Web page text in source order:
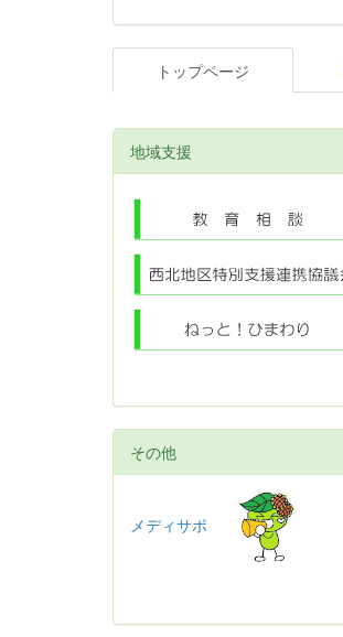
トップページ
地域支援
その他
メディサポ